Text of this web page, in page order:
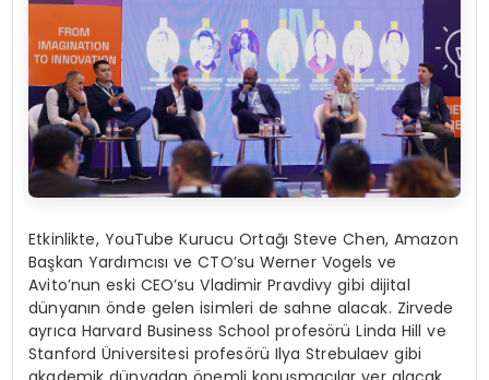
Etkinlikte, YouTube Kurucu Ortağı Steve Chen, Amazon
Başkan Yardımcısı ve CTO’su Werner Vogels ve
Avito’nun eski CEO’su Vladimir Pravdivy gibi dijital
dünyanın önde gelen isimleri de sahne alacak. Zirvede
ayrıca Harvard Business School profesörü Linda Hill ve
Stanford Üniversitesi profesörü Ilya Strebulaev gibi